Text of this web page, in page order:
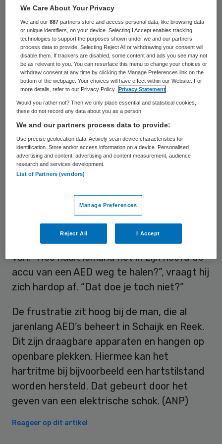
11 juni 2023,11:45
2457 keer gelezen
Burgerhulpverleners konden
donderdagavond een openbare AED niet
gebruiken om een vrouw te reanimeren. Ze
reageerden op een reanimatiemelding in
Brabant. Beheerder Jan Albers denkt dat
de accu is gestolen. De vrouw die
gereanimeerd moest worden, is overleden.
Of ze het met een werkende AED wel had
overleefd, is niet te zeggen.
Jan Albers is er nog altijd ondersteboven
van. “Hoe haalt iemand het in zijn hoofd de
accu van een AED weg te halen?”, vraagt hij
zich hardop af. “Dat doe je toch niet?”
De frustratie zit hoog bij de man, die al
jarenlang AED’s beheert in Schaijk en Reek.
Dit zijn draagbare apparaten en hangen op
openbare plekken. Hiermee kan het
hartritme bij bijvoorbeeld een hartstilstand
worden hersteld. Dat gebeurt door het
geven van een elektrische schok. (ANP)
Reageer op dit artikel
We Care About Your Privacy
We and our887 partners store and access personal data, like browsing data
or unique identifiers, on your device. Selecting I Accept enables tracking
technologies to support the purposes shown under we and our partners
process data to provide. Selecting Reject All or withdrawing your consent will
disable them. If trackers are disabled, some content and ads you see may not
be as relevant to you. You can resurface this menu to change your choices or
withdraw consent at any time by clicking the Manage Preferences link on the
bottom of the webpage. Your choices will have effect within our Website. For
more details, refer to our Privacy Policy.
Privacy Statement
Would you rather not? Then we only place essential and statistical cookies,
these do not record any data about you as a person
We and our partners process data to provide:
Use precise geolocation data. Actively scan device characteristics for
identification. Store and/or access information on a device. Personalised
advertising and content, advertising and content measurement, audience
research and services development.
List of Partners (vendors)
Manage Preferences
Reject All I Accept